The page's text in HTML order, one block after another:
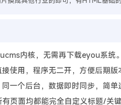
内核，无需再下载eyou系统。
使用，程序无二开，方便后期版
一个后台，数据即时同步，简单
页面均都能完全自定义标题/关